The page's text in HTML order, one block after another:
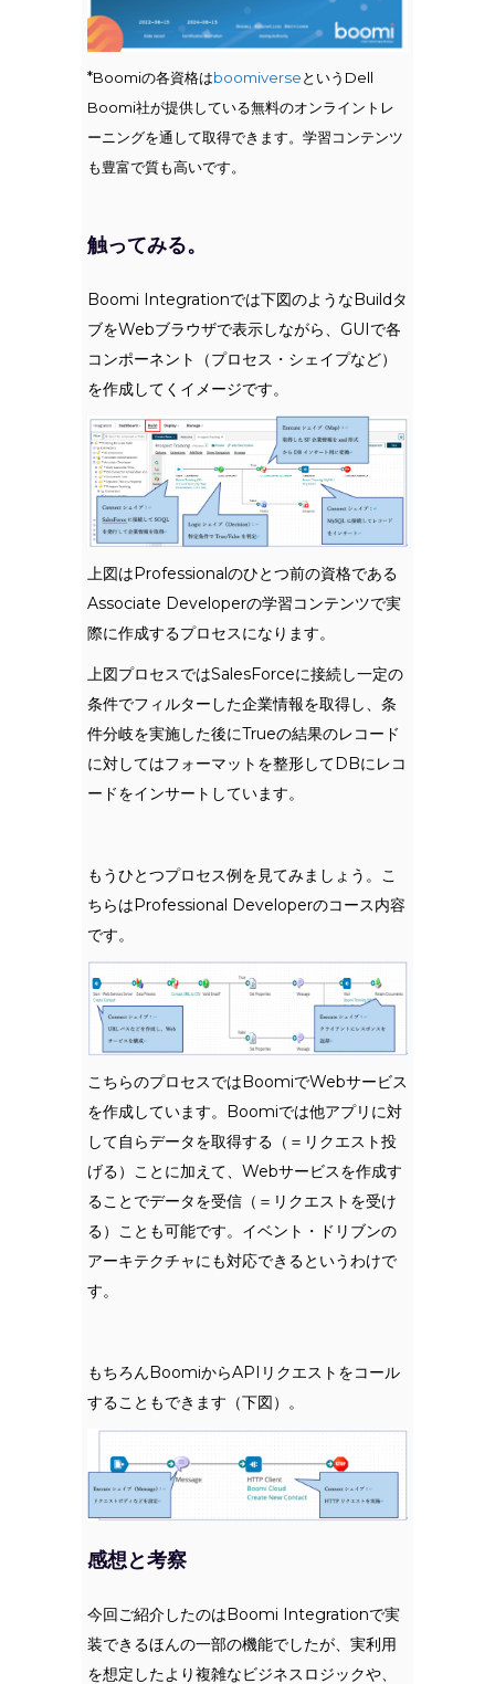
*Boomiの各資格はboomiverseというDell
Boomi社が提供している無料のオンライントレ
ーニングを通して取得できます。学習コンテンツ
も豊富で質も高いです。
触ってみる。
Boomi Integrationでは下図のようなBuildタ
ブをWebブラウザで表示しながら、GUIで各
コンポーネント（プロセス・シェイプなど）
を作成してくイメージです。
上図はProfessionalのひとつ前の資格である
Associate Developerの学習コンテンツで実
際に作成するプロセスになります。
上図プロセスではSalesForceに接続し一定の
条件でフィルターした企業情報を取得し、条
件分岐を実施した後にTrueの結果のレコード
に対してはフォーマットを整形してDBにレコ
ードをインサートしています。
もうひとつプロセス例を見てみましょう。こ
ちらはProfessional Developerのコース内容
です。
こちらのプロセスではBoomiでWebサービス
を作成しています。Boomiでは他アプリに対
して自らデータを取得する（＝リクエスト投
げる）ことに加えて、Webサービスを作成す
ることでデータを受信（＝リクエストを受け
る）ことも可能です。イベント・ドリブンの
アーキテクチャにも対応できるというわけで
す。
もちろんBoomiからAPIリクエストをコール
することもできます（下図）。
感想と考察
今回ご紹介したのはBoomi Integrationで実
装できるほんの一部の機能でしたが、実利用
を想定したより複雑なビジネスロジックや、